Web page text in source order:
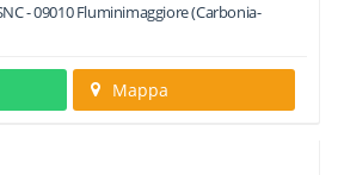
-09010 Fluminimaggiore(Carbonia-
Mappa